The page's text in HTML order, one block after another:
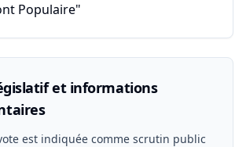
Populaire"
et informations
est indiquée comme scrutin public